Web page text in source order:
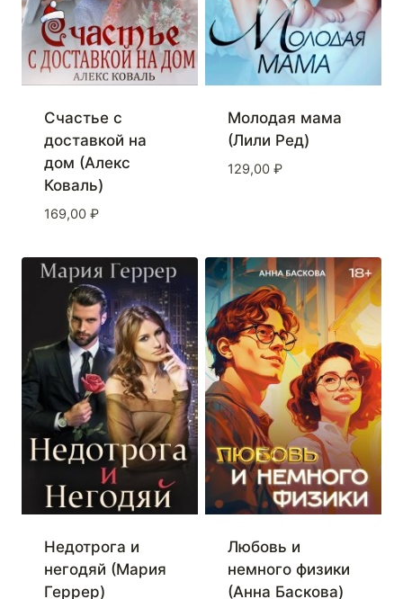
Счастье с
доставкой на
дом (Алекс
Коваль)
169,00 ₽
Молодая мама
(Лили Ред)
129,00 ₽
Недотрога и
негодяй (Мария
Геррер)
Любовь и
немного физики
(Анна Баскова)